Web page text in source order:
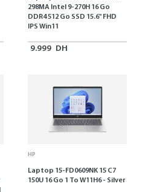
298MA Intel 9-270H 16 Go
DDR4 512 Go SSD 15.6" FHD
IPS Win11
9.999 DH
HP
Laptop 15-FD0609NK 15 C7
150U 16 Go 1 To W11H6 - Silver